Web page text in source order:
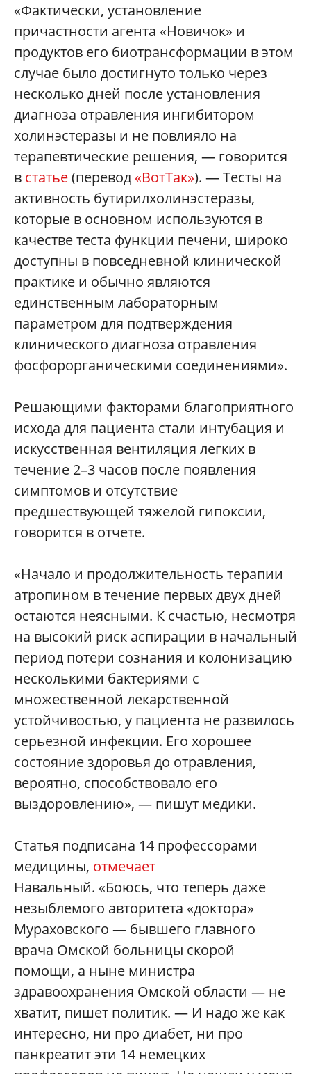
«Фактически, установление
причастности агента «Новичок» и
продуктов его биотрансформации в этом
случае было достигнуто только через
несколько дней после установления
диагноза отравления ингибитором
холинэстеразы и не повлияло на
терапевтические решения, — говорится
в статье(перевод «ВотТак»). — Тесты на
активность бутирилхолинэстеразы,
которые в основном используются в
качестве теста функции печени, широко
доступны в повседневной клинической
практике и обычно являются
единственным лабораторным
параметром для подтверждения
клинического диагноза отравления
фосфорорганическими соединениями».
Решающими факторами благоприятного
исхода для пациента стали интубация и
искусственная вентиляция легких в
течение 2–3 часов после появления
симптомов и отсутствие
предшествующей тяжелой гипоксии,
говорится в отчете.
«Начало и продолжительность терапии
атропином в течение первых двух дней
остаются неясными. К счастью, несмотря
на высокий риск аспирации в начальный
период потери сознания и колонизацию
несколькими бактериями с
множественной лекарственной
устойчивостью, у пациента не развилось
серьезной инфекции. Его хорошее
состояние здоровья до отравления,
вероятно, способствовало его
выздоровлению», — пишут медики.
Статья подписана 14 профессорами
медицины, отмечает
Навальный. «Боюсь, что теперь даже
незыблемого авторитета «доктора»
Мураховского — бывшего главного
врача Омской больницы скорой
помощи, а ныне министра
здравоохранения Омской области — не
хватит, пишет политик. — И надо же как
интересно, ни про диабет, ни про
панкреатит эти 14 немецких